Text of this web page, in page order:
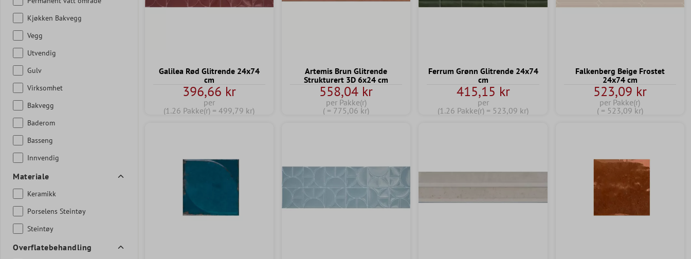
Kjøkken Bakvegg
Vegg
Utvendig
Gulv
Virksomhet
Bakvegg
Baderom
Basseng
Innvendig
Materiale
Keramikk
Porselens Steintøy
Steintøy
Overflatebehandling
Galilea Rød Glitrende 24x74
cm
396,66 kr
per
(1.26 Pakke(r) = 499,79 kr)
Artemis Brun Glitrende
Strukturert 3D 6x24 cm
558,04 kr
per Pakke(r)
( = 775,06 kr)
Ferrum Grønn Glitrende 24x74
cm
415,15 kr
per
(1.26 Pakke(r) = 523,09 kr)
Falkenberg Beige Frostet
24x74 cm
523,09 kr
per Pakke(r)
( = 523,09 kr)